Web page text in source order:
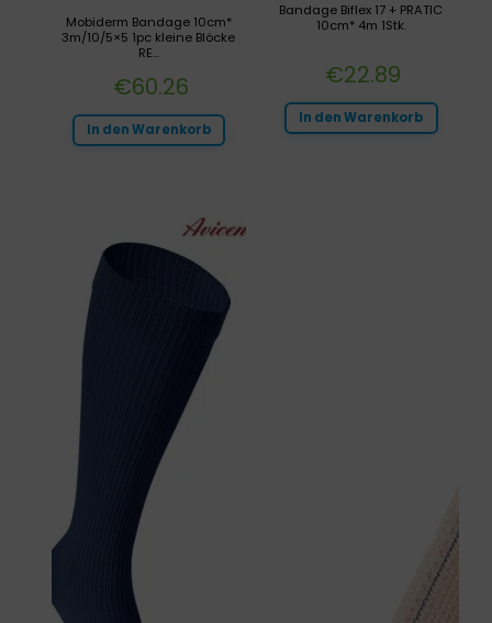
Bandage Biflex 17 + PRATIC
10cm* 4m 1Stk.
€22.89
In den Warenkorb
Mobiderm Bandage 10cm*
3m/10/5×5 1pc kleine Blöcke
RE...
€60.26
In den Warenkorb